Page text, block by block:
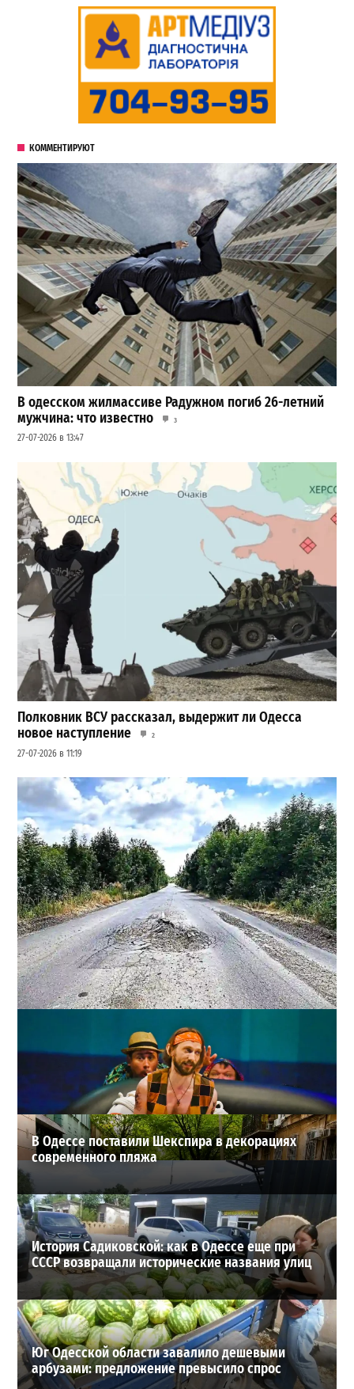
КОММЕНТИРУЮТ
В одесском жилмассиве Радужном погиб 26-летний
мужчина: что известно
3
27-07-2026 в 13:47
Полковник ВСУ рассказал, выдержит ли Одесса
новое наступление
2
27-07-2026 в 11:19
Почему из сел Одесской области исчезли автобусы и
как теперь добираются люди
ВИБОР РЕДАКЦИИ
В Одессе поставили Шекспира в декорациях
современного пляжа
История Садиковской: как в Одессе еще при
СССР возвращали исторические названия улиц
Юг Одесской области завалило дешевыми
арбузами: предложение превысило спрос